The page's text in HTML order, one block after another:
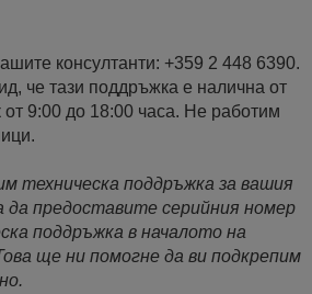
консултанти: +359 2 448 6390.
че тази поддръжка е налична от
от 9:00 до 18:00 часа. Не работим
техническа поддръжка за вашия
предоставите серийния номер
поддръжка в началото на
ще ни помогне да ви подкрепим